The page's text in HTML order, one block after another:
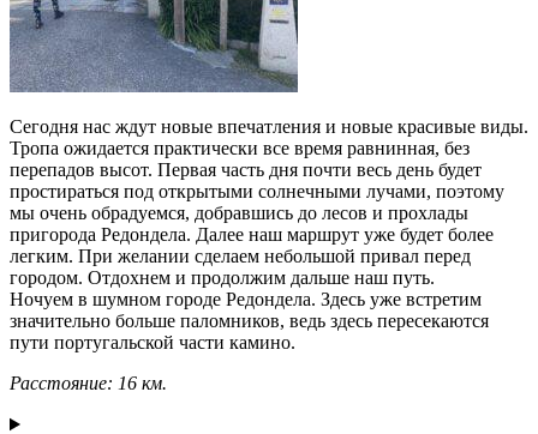
Сегодня нас ждут новые впечатления и новые красивые виды.
Тропа ожидается практически все время равнинная, без
перепадов высот. Первая часть дня почти весь день будет
простираться под открытыми солнечными лучами, поэтому
мы очень обрадуемся, добравшись до лесов и прохлады
пригорода Редондела. Далее наш маршрут уже будет более
легким. При желании сделаем небольшой привал перед
городом. Отдохнем и продолжим дальше наш путь.
Ночуем в шумном городе Редондела. Здесь уже встретим
значительно больше паломников, ведь здесь пересекаются
пути португальской части камино.
Расстояние: 16 км.